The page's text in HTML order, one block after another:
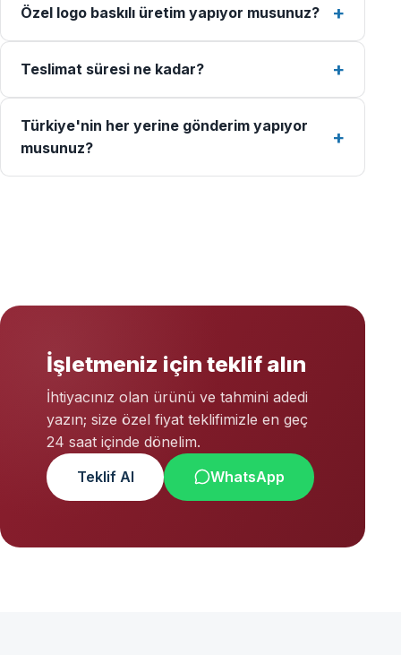
Özel logo baskılı üretim yapıyor musunuz?
Teslimat süresi ne kadar?
Türkiye'nin her yerine gönderim yapıyor
musunuz?
İşletmeniz için teklif alın
İhtiyacınız olan ürünü ve tahmini adedi
yazın; size özel fiyat teklifimizle en geç
24 saat içinde dönelim.
Teklif Al
WhatsApp